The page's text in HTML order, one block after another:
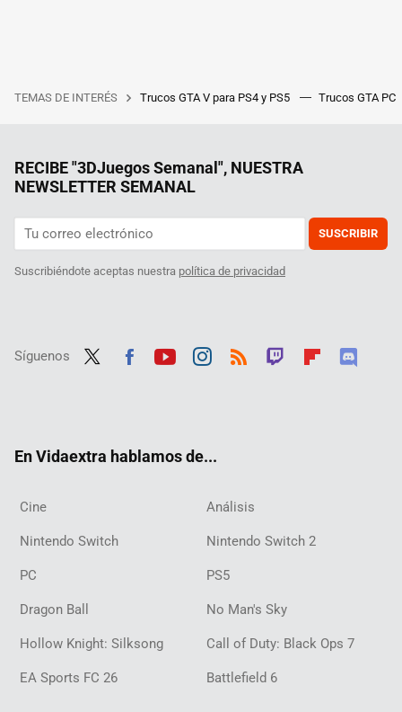
TEMAS DE INTERÉS Trucos GTA V para PS4 y PS5 Trucos GTA PC
RECIBE "3DJuegos Semanal", NUESTRA
NEWSLETTER SEMANAL
SUSCRIBIR
Suscribiéndote aceptas nuestra política de privacidad
Síguenos
En Vidaextra hablamos de...
Cine Análisis
Nintendo Switch Nintendo Switch 2
PC PS5
Dragon Ball No Man's Sky
Hollow Knight: Silksong Call of Duty: Black Ops 7
EA Sports FC 26 Battlefield 6